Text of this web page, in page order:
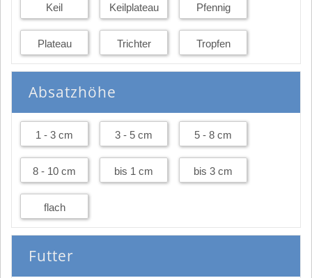
Keil Keilplateau Pfennig
Plateau Trichter Tropfen
Absatzhöhe
1 - 3 cm 3 - 5 cm 5 - 8 cm
8 - 10 cm bis 1 cm bis 3 cm
flach
Futter